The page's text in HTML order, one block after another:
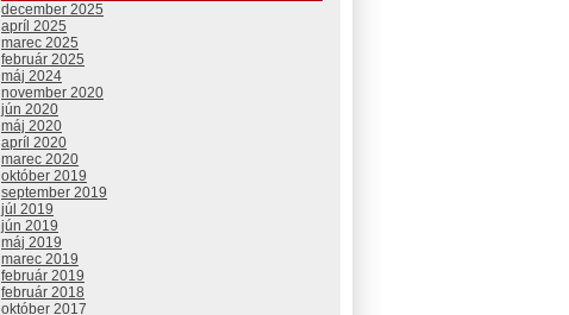
december 2025
apríl 2025
marec 2025
február 2025
máj 2024
november 2020
jún 2020
máj 2020
apríl 2020
marec 2020
október 2019
september 2019
júl 2019
jún 2019
máj 2019
marec 2019
február 2019
február 2018
október 2017